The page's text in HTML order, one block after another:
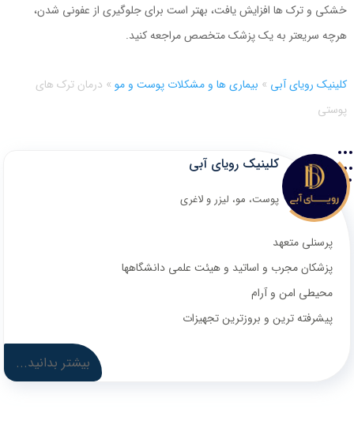
خشکی و ترک ها افزایش یافت، بهتر است برای جلوگیری از عفونی شدن،
هرچه سریعتر به یک پزشک متخصص مراجعه کنید.
کلینیک رویای آبی » بیماری ها و مشکلات پوست و مو » درمان ترک های
پوستی
کلینیک رویای آبی
پوست، مو، لیزر و لاغری
پرسنلی متعهد
پزشکان مجرب و اساتید و هیئت علمی دانشگاهها
محیطی امن و آرام
پیشرفته ترین و بروزترین تجهیزات
بیشتر بدانید...